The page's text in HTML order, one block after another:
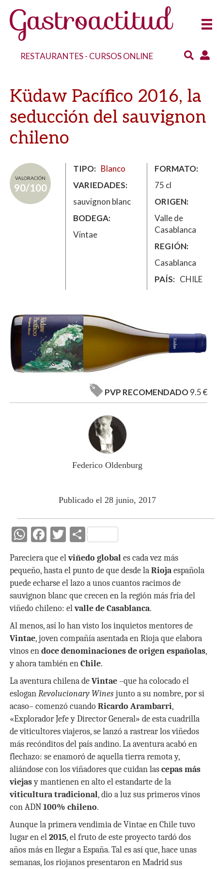
RESTAURANTES- CURSOS ONLINE
Küdaw Pacífico 2016, la
seducción del sauvignon
chileno
VALORACIÓN
90/100
TIPO
Blanco
VARIEDADES
sauvignon blanc
BODEGA
Vintae
FORMATO
75 cl
ORIGEN
Valle de
Casablanca
REGIÓN
Casablanca
PAÍS
CHILE
PVP RECOMENDADO9.5 €
Federico Oldenburg
Publicado el 28 junio, 2017
W
h
at
s
A
p
p
F
e
b
o
o
k
T
w
itt
er
C
o
m
p
ar
ti
r
Pareciera que elviñedo globales cada vez más
pequeño, hasta el punto de que desde laRiojaespañola
puede echarse el lazo a unos cuantos racimos de
sauvignon blanc que crecen en la región más fría del
viñedo chileno: elvalle de Casablanca.
Al menos, así lo han visto los inquietos mentores de
Vintae, joven compañía asentada en Rioja que elabora
vinos endoce denominaciones de origen españolas,
y ahora también enChile.
La aventura chilena deVintae–que ha colocado el
esloganRevolucionary Winesjunto a su nombre, por si
acaso– comenzó cuandoRicardo Arambarri,
«Explorador Jefe y Director General» de esta cuadrilla
de viticultores viajeros, se lanzó a rastrear los viñedos
más recónditos del país andino. La aventura acabó en
flechazo: se enamoró de aquella tierra remota y,
aliándose con los viñadores que cuidan lascepas más
viejasy mantienen en alto el estandarte de la
viticultura tradicional, dio a luz sus primeros vinos
con ADN100% chileno.
Aunque la primera vendimia de Vintae en Chile tuvo
lugar en el2015, el fruto de este proyecto tardó dos
años más en llegar a España. Tal es así que, hace unas
semanas, los riojanos presentaron en Madrid sus